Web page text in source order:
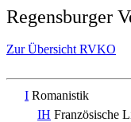
Regensburger
Zur Übersicht RVKO
I Romanistik
IH Französische